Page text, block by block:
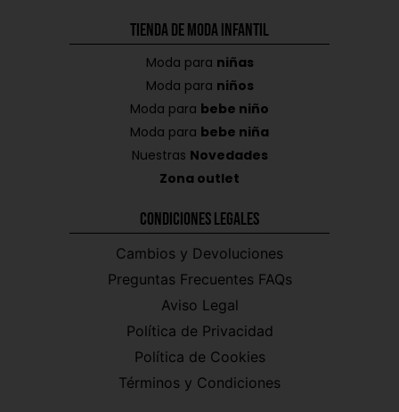
Tienda de Moda Infantil
Moda para niñas
Moda para niños
Moda para bebe niño
Moda para bebe niña
Nuestras Novedades
Zona outlet
Condiciones Legales
Cambios y Devoluciones
Preguntas Frecuentes FAQs
Aviso Legal
Política de Privacidad
Política de Cookies
Términos y Condiciones